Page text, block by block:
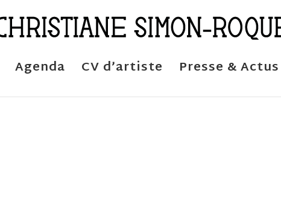
Agenda CV d’artiste Presse & Actus